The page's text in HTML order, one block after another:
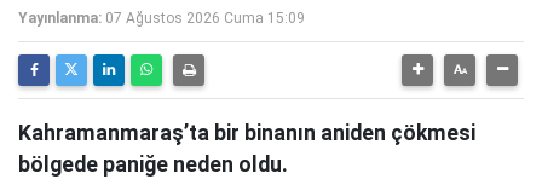
Yayınlanma: 07 Ağustos 2026 Cuma 15:09
Kahramanmaraş’ta bir binanın aniden çökmesi
bölgede paniğe neden oldu.